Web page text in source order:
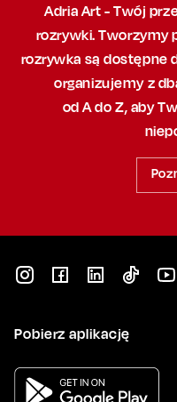
Adria Art - Twój
rozrywki. Tworzymy
rozrywka są dostępne
organizujemy z
od A do Z, aby
Pobierz aplikację